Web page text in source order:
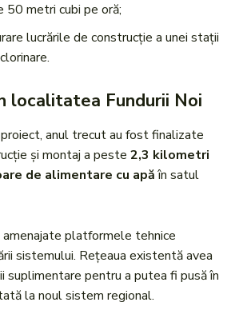
50 metri cubi pe oră;
lucrările de construcție a unei stații
localitatea Fundurii Noi
anul trecut au fost finalizate
și montaj a peste 2,3 kilometri
de alimentare cu apăîn satul
platformele tehnice
sistemului. Rețeaua existentă avea
suplimentare pentru a putea fi pusă în
la noul sistem regional.